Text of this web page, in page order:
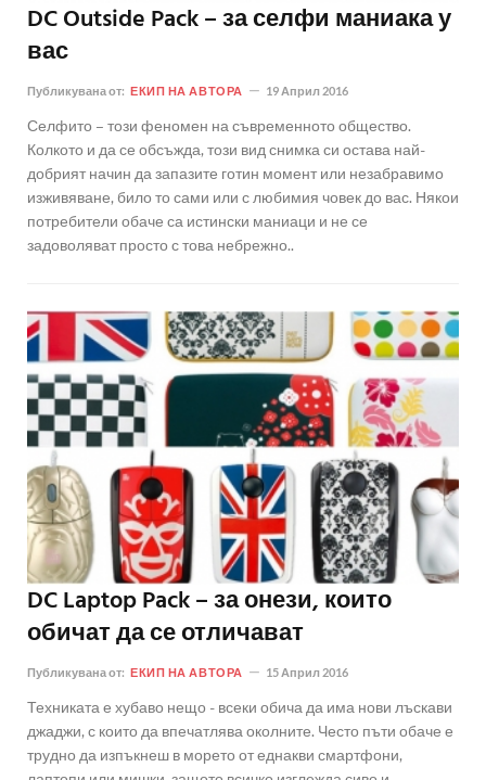
DC Outside Pack – за селфи маниака у
вас
Публикувана от: ЕКИП НА АВТОРА 19 Април 2016
Селфито – този феномен на съвременното общество.
Колкото и да се обсъжда, този вид снимка си остава най-
добрият начин да запазите готин момент или незабравимо
изживяване, било то сами или с любимия човек до вас. Някои
потребители обаче са истински маниаци и не се
задоволяват просто с това небрежно..
DC Laptop Pack – за онези, които
обичат да се отличават
Публикувана от: ЕКИП НА АВТОРА 15 Април 2016
Техниката е хубаво нещо - всеки обича да има нови лъскави
джаджи, с които да впечатлява околните. Често пъти обаче е
трудно да изпъкнеш в морето от еднакви смартфони,